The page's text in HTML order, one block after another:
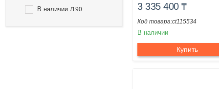
В наличии 190 3 335 400₸
ct115534
В наличии
Купить